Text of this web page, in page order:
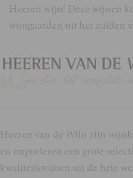
Heeren wijn! Deze wijnen
wijngaarden uit het zuiden
Heeren van de Wijn zijn
en importeren een grote
kwaliteitswijnen uit de hele